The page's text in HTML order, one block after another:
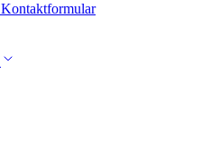
Kontaktformular